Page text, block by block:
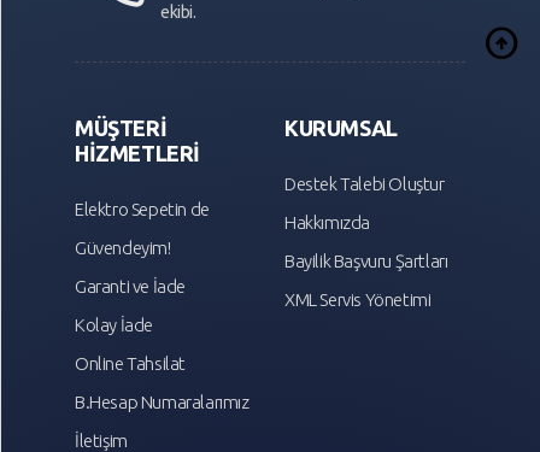
ekibi.
MÜŞTERİ
HİZMETLERİ
Elektro Sepetin de
Güvendeyim!
Garanti ve İade
Kolay İade
Online Tahsilat
B.Hesap Numaralarımız
İletişim
KURUMSAL
Destek Talebi Oluştur
Hakkımızda
Bayilik Başvuru Şartları
XML Servis Yönetimi
arrow_circle_up